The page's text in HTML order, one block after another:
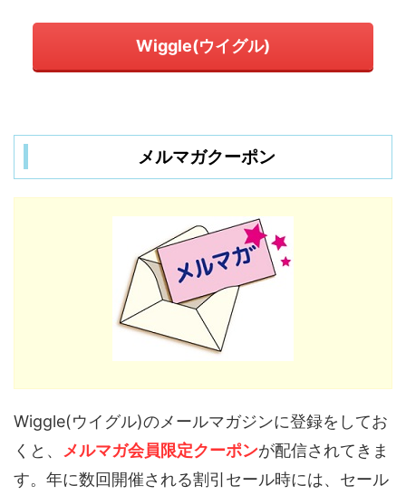
Wiggle(ウイグル)
メルマガクーポン
Wiggle(ウイグル)のメールマガジンに登録をしてお
くと、
メルマガ会員限定クーポンが配信されてきま
す。年に数回開催される割引セール時には、セール